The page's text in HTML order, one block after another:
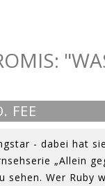
FEE
- dabei hat
„Allein
sehen. Wer